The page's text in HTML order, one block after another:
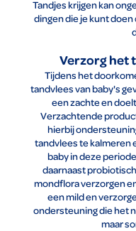
Tandjes krijgen kan
dingen die je kunt
Verzorg het
Tijdens het
tandvlees van baby's
een zachte en
Verzachtende
hierbij
tandvlees te kalmeren
baby in deze
daarnaast
mondflora verzorgen
een mild en
ondersteuning die het
maar